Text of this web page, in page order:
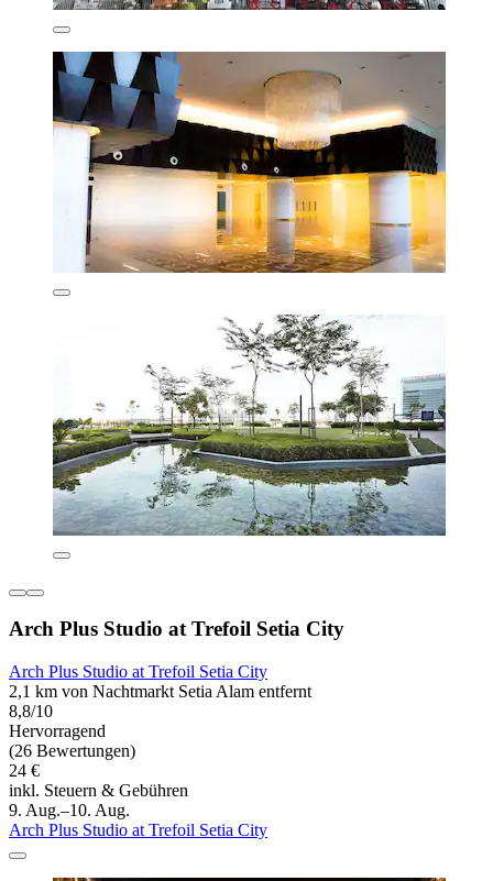
Arch Plus Studio at Trefoil Setia City
Arch Plus Studio at Trefoil Setia City
2,1 km von Nachtmarkt Setia Alam entfernt
8,8/10
Hervorragend
(26 Bewertungen)
24 €
inkl. Steuern & Gebühren
9. Aug.–10. Aug.
Arch Plus Studio at Trefoil Setia City